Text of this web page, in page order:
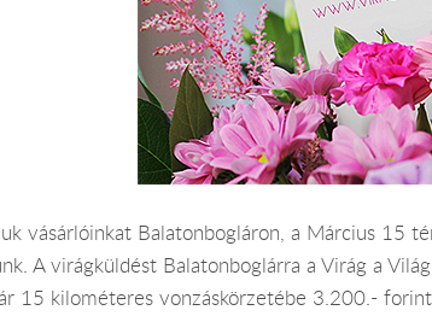
vásárlóinkat Balatonbogláron, a Március 15
A virágküldést Balatonboglárra a Virág a
15 kilométeres vonzáskörzetébe 3.200.-